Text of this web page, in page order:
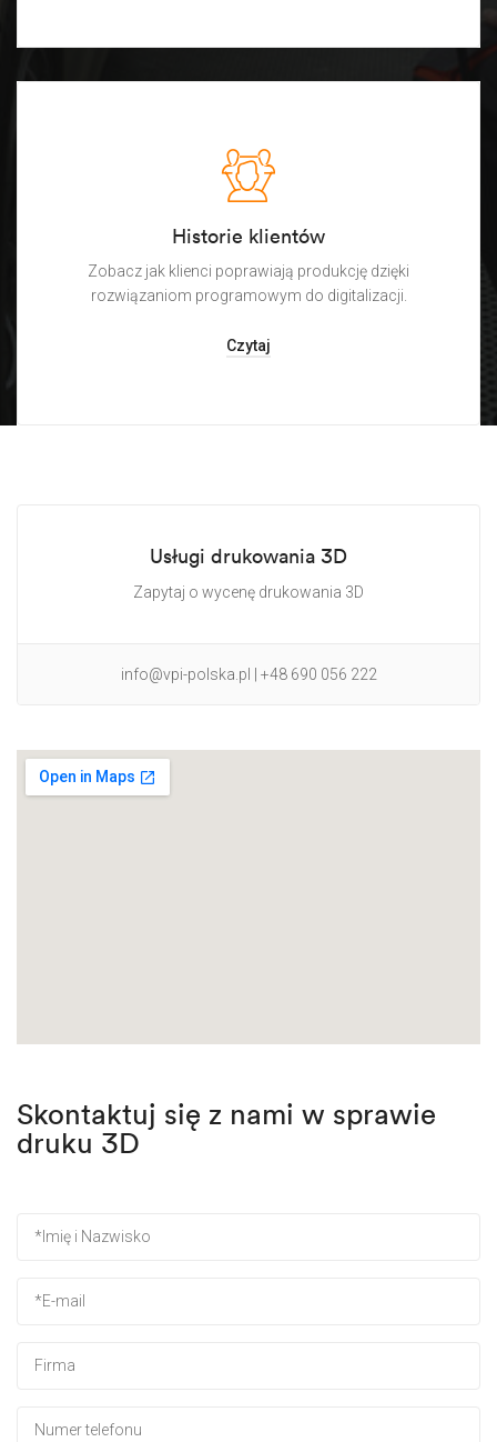
Historie klientów
Zobacz jak klienci poprawiają produkcję dzięki
rozwiązaniom programowym do digitalizacji.
Czytaj
Usługi drukowania 3D
Zapytaj o wycenę drukowania 3D
info@vpi-polska.pl | +48 690 056 222
Skontaktuj się z nami w sprawie
druku 3D